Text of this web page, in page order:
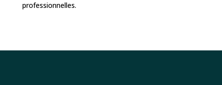
professionnelles.